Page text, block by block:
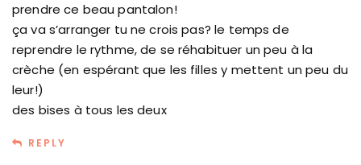
prendre ce beau pantalon!
ça va s’arranger tu ne crois pas? le temps de
reprendre le rythme, de se réhabituer un peu à la
crèche (en espérant que les filles y mettent un peu du
leur!)
des bises à tous les deux
REPLY